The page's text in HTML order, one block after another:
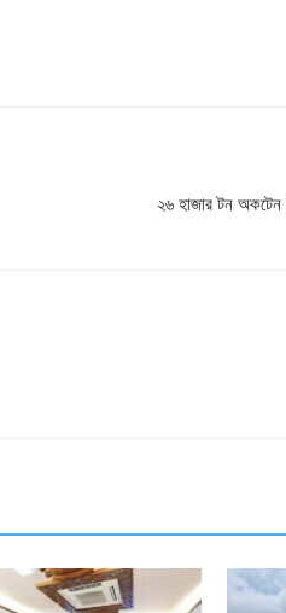
২৬ হাজার টন অকটেন